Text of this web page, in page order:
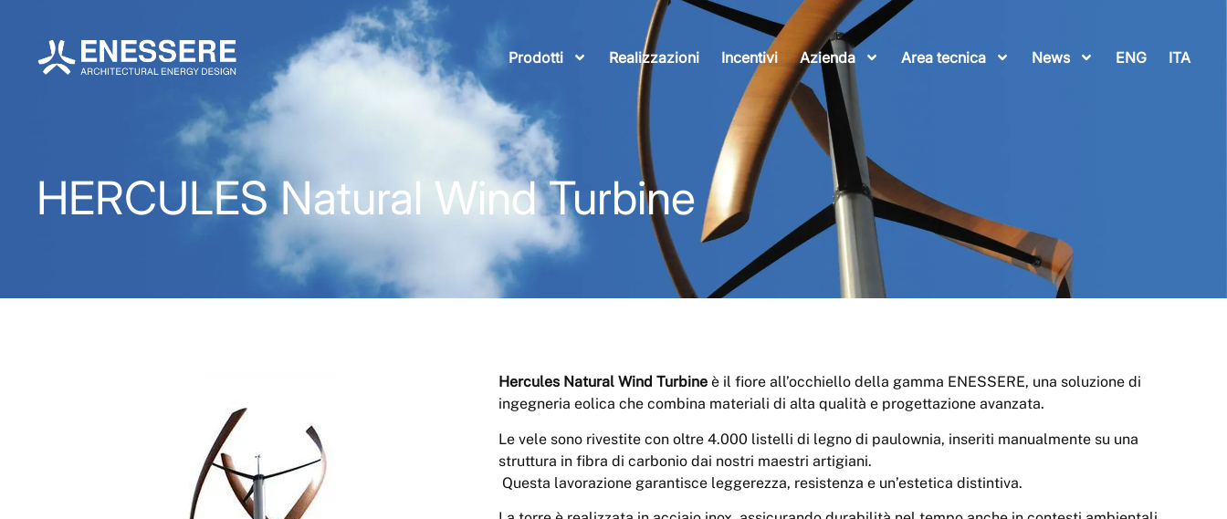
Prodotti Realizzazioni Incentivi Azienda Area tecnica News ENG ITA
HERCULES Natural Wind Turbine
Hercules Natural Wind Turbineè il fiore all’occhiello della gamma ENESSERE, una soluzione di
ingegneria eolica che combina materiali di alta qualità e progettazione avanzata.
Le vele sono rivestite con oltre 4.000 listelli di legno di paulownia, inseriti manualmente su una
struttura in fibra di carbonio dai nostri maestri artigiani.
Questa lavorazione garantisce leggerezza, resistenza e un’estetica distintiva.